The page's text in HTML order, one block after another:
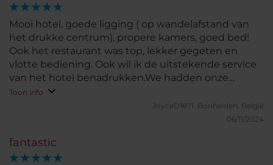
Mooi hotel, goede ligging ( op wandelafstand van
het drukke centrum), propere kamers, goed bed!
Ook het restaurant was top, lekker gegeten en
vlotte bediening. Ook wil ik de uitstekende service
van het hotel benadrukken.We hadden onze
huurauto namelijk geparkeerd in een parking
vlakbij het hotel. Toen we deze om 5u s ochtends
onbeschoft en wou hij onze auto niet geven
wegens gesloten. Zijn collega had ons nochtans
Toon info
JoyceD1871. Bonheiden, België
06/11/2024
fantastic